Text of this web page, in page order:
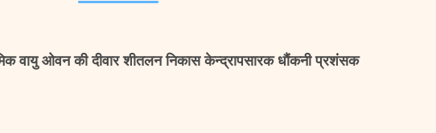
वायु ओवन की दीवार शीतलन निकास केन्द्रापसारक धौंकनी प्रशंसक